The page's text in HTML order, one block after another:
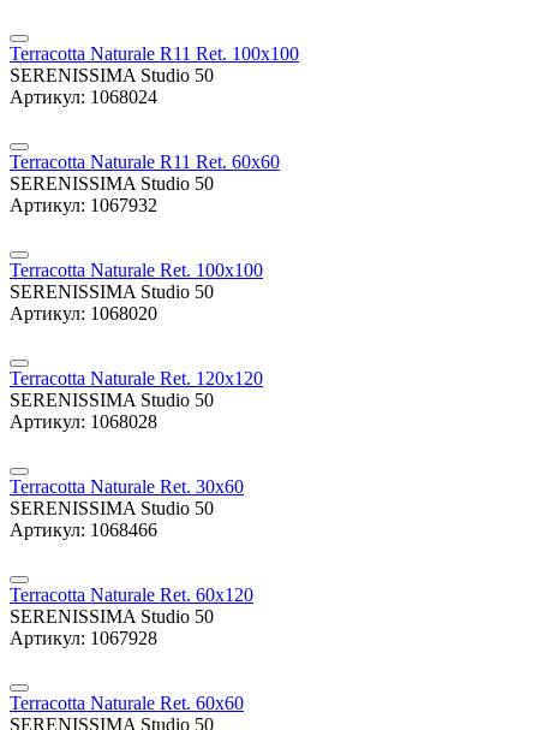
Terracotta Naturale R11 Ret. 100x100
SERENISSIMA Studio 50
Артикул: 1068024
Terracotta Naturale R11 Ret. 60x60
SERENISSIMA Studio 50
Артикул: 1067932
Terracotta Naturale Ret. 100x100
SERENISSIMA Studio 50
Артикул: 1068020
Terracotta Naturale Ret. 120x120
SERENISSIMA Studio 50
Артикул: 1068028
Terracotta Naturale Ret. 30x60
SERENISSIMA Studio 50
Артикул: 1068466
Terracotta Naturale Ret. 60x120
SERENISSIMA Studio 50
Артикул: 1067928
Terracotta Naturale Ret. 60x60
SERENISSIMA Studio 50